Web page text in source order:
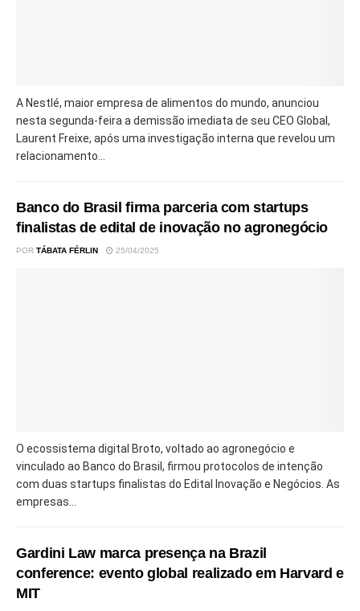
A Nestlé, maior empresa de alimentos do mundo, anunciou
nesta segunda-feira a demissão imediata de seu CEO Global,
Laurent Freixe, após uma investigação interna que revelou um
relacionamento...
Banco do Brasil firma parceria com startups
finalistas de edital de inovação no agronegócio
POR TÁBATA FÉRLIN 25/04/2025
O ecossistema digital Broto, voltado ao agronegócio e
vinculado ao Banco do Brasil, firmou protocolos de intenção
com duas startups finalistas do Edital Inovação e Negócios. As
empresas...
Gardini Law marca presença na Brazil
conference: evento global realizado em Harvard e
MIT